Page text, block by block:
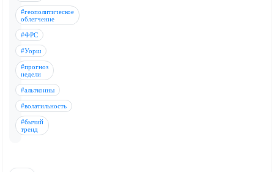
#геополитическое
облегчение
#ФРС
#Уорш
#прогноз
недели
#альткоины
#волатильность
#бычий
тренд